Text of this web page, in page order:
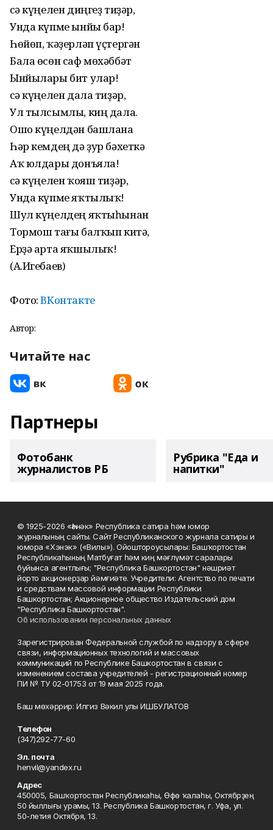
Әсә күңелен диңгеҙ тиҙәр,
Унда күпме ынйы бар!
Һөйөп, ҡәҙерләп үҫтергән
Бала өсөн саф мөхәббәт
Ынйылары бит улар!
Әсә күңелен дала тиҙәр,
Ул тылсымлы, киң дала.
Ошо күңелдән башлана
Һәр кемдең дә ҙур бәхеткә
Аҡ юлдары донъяла!
Әсә күңелен ҡояш тиҙәр,
Унда күпме яҡтылыҡ!
Шул күңелдең яҡтыһынан
Тормош тағы балҡып китә,
Ерҙә арта яҡшылыҡ!
(А.Игебаев)
Фото:ВКонтакте
Автор:
Читайте нас
Партнеры
Фотобанк
журналистов РБ
Рубрика "Еда и
напитки"
© 1925-2026 «Һәнәк» Республика сатира һәм юмор
журналының сайты. Сайт Республиканского журнала сатиры и
юмора «Хэнэк» («Вилы»). Ойоштороусылары: Башҡортостан
Республикаһының Матбуғат һәм киң мәғлүмәт саралары
буйынса агентлығы; "Республика Башкортостан" нәшриәт
йорто акционерҙар йәмғиәте. Учредители: Агентство по печати
и средствам массовой информации Республики
Башкортостан; Акционерное общество Издательский дом
"Республика Башкортостан".
Об использовании персональных данных
Зарегистрирован Федеральной службой по надзору в сфере
связи, информационных технологий и массовых
коммуникаций по Республике Башкортостан в связи с
изменением состава учредителей - регистрационный номер
ПИ № ТУ 02-01753 от 19 мая 2025 года.
Баш мөхәррир: Илгиз Вәкил улы ИШБУЛАТОВ
Телефон
(347)292-77-60
Эл. почта
henvil@yandex.ru
Адрес
450005, Башҡортостан Республикаһы, Өфө ҡалаһы, Октябрҙең
50 йыллығы урамы, 13. Республика Башкортостан, г. Уфа, ул.
50-летия Октября, 13.